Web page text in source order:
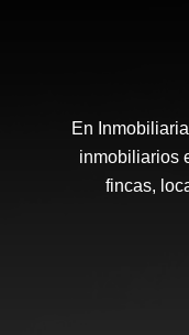
En
inmobiliarios
fincas,